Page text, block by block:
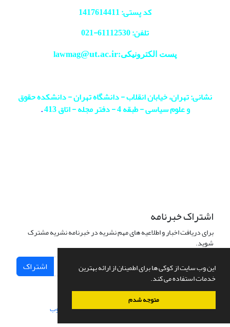
این وب سایت از کوکی ها برای اطمینان از ارائه بهترین
خدمات استفاده می کند.
متوجه شدم
کد پستی: 1417614411
تلفن: 61112530-
021
پست الکترونیکی:lawmag@ut.ac.ir
نشانی: تهران، خیابان انقلاب - دانشگاه تهران - دانشکده حقوق
و علوم سیاسی - طبقه 4 - دفتر مجله - اتاق 413
.
اشتراک خبرنامه
برای دریافت اخبار و اطلاعیه های مهم نشریه در خبرنامه نشریه مشترک
شوید.
اشتراک
سامانه مدیریت نشریات علمی.طراحی و پیاده سازی از سیناوب